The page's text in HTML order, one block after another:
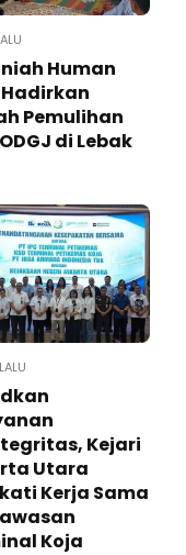
Human
Pemulihan
di Lebak
Kejari
Utara
Kerja Sama
Koja